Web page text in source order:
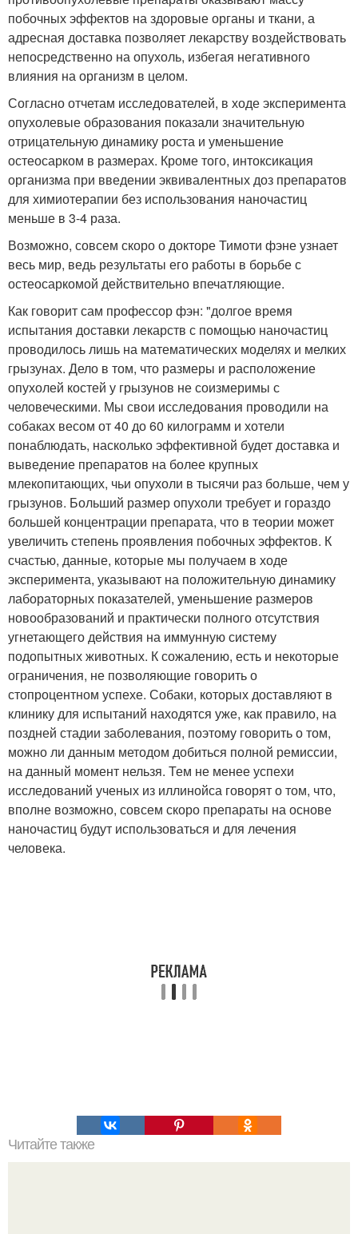
побочных эффектов на здоровые органы и ткани, а
адресная доставка позволяет лекарству воздействовать
непосредственно на опухоль, избегая негативного
влияния на организм в целом.
Согласно отчетам исследователей, в ходе эксперимента
опухолевые образования показали значительную
отрицательную динамику роста и уменьшение
остеосарком в размерах. Кроме того, интоксикация
организма при введении эквивалентных доз препаратов
для химиотерапии без использования наночастиц
меньше в 3-4 раза.
Возможно, совсем скоро о докторе Тимоти фэне узнает
весь мир, ведь результаты его работы в борьбе с
остеосаркомой действительно впечатляющие.
Как говорит сам профессор фэн: "долгое время
испытания доставки лекарств с помощью наночастиц
проводилось лишь на математических моделях и мелких
грызунах. Дело в том, что размеры и расположение
опухолей костей у грызунов не соизмеримы с
человеческими. Мы свои исследования проводили на
собаках весом от 40 до 60 килограмм и хотели
понаблюдать, насколько эффективной будет доставка и
выведение препаратов на более крупных
млекопитающих, чьи опухоли в тысячи раз больше, чем у
грызунов. Больший размер опухоли требует и гораздо
большей концентрации препарата, что в теории может
увеличить степень проявления побочных эффектов. К
счастью, данные, которые мы получаем в ходе
эксперимента, указывают на положительную динамику
лабораторных показателей, уменьшение размеров
новообразований и практически полного отсутствия
угнетающего действия на иммунную систему
подопытных животных. К сожалению, есть и некоторые
ограничения, не позволяющие говорить о
стопроцентном успехе. Собаки, которых доставляют в
клинику для испытаний находятся уже, как правило, на
поздней стадии заболевания, поэтому говорить о том,
можно ли данным методом добиться полной ремиссии,
на данный момент нельзя. Тем не менее успехи
исследований ученых из иллинойса говорят о том, что,
вполне возможно, совсем скоро препараты на основе
наночастиц будут использоваться и для лечения
человека.
Читайте также